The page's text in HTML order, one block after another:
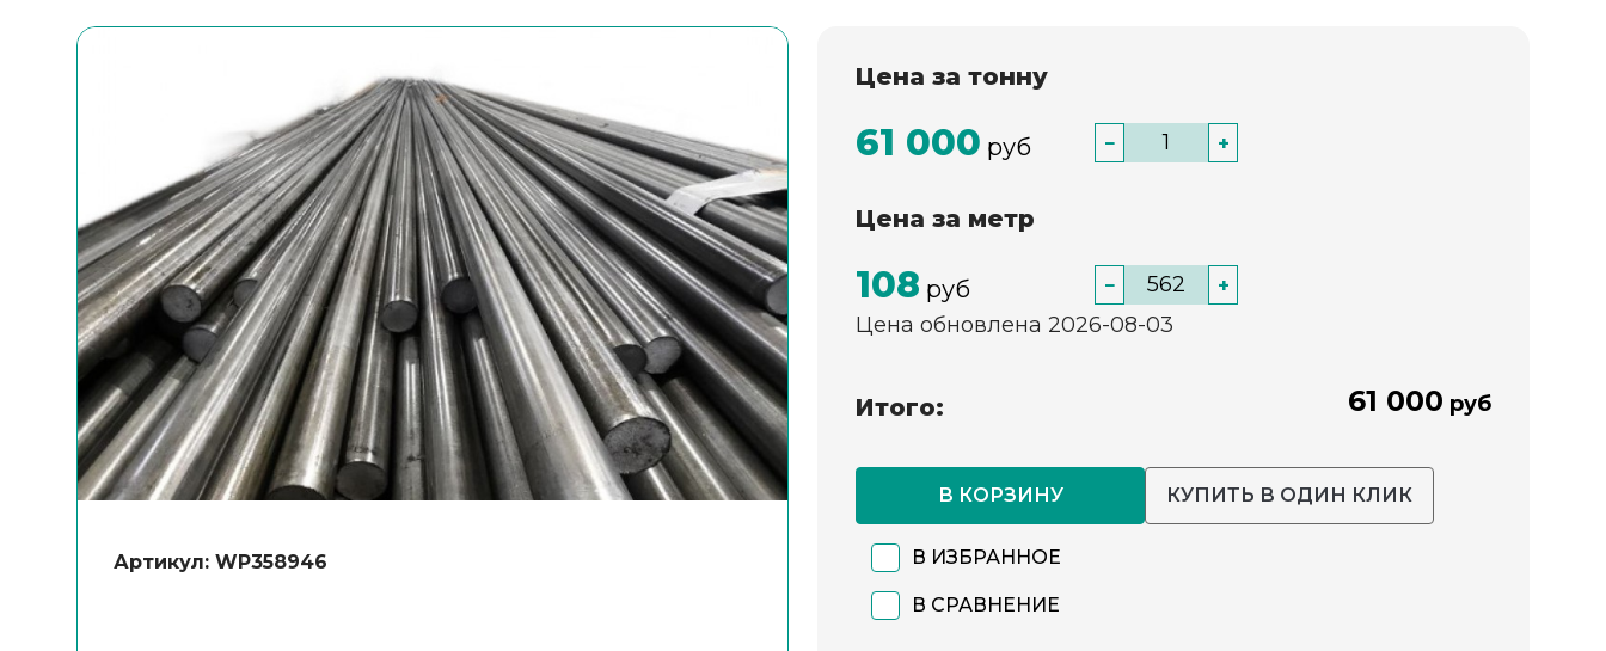
Артикул: WP358946
Цена за тонну
61 000 руб − +
Цена за метр
108 руб − +
Цена обновлена 2026-08-03
Итого: 61 000 руб
В КОРЗИНУ КУПИТЬ В ОДИН КЛИК
В ИЗБРАННОЕ
В СРАВНЕНИЕ